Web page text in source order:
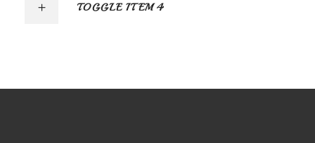
TOGGLE ITEM 4